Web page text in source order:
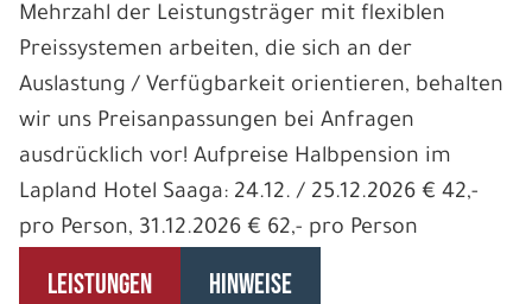
Mehrzahl der Leistungsträger mit flexiblen
Preissystemen arbeiten, die sich an der
Auslastung / Verfügbarkeit orientieren, behalten
wir uns Preisanpassungen bei Anfragen
ausdrücklich vor! Aufpreise Halbpension im
Lapland Hotel Saaga: 24.12. / 25.12.2026 € 42,-
pro Person, 31.12.2026 € 62,- pro Person
LEISTUNGEN HINWEISE